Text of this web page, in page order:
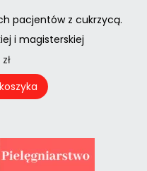
pacjentów z cukrzycą.
i magisterskiej
zł